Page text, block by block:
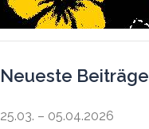
Neueste Beiträge
25.03. – 05.04.2026